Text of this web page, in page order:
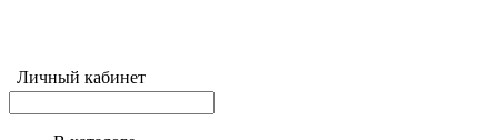
Личный кабинет